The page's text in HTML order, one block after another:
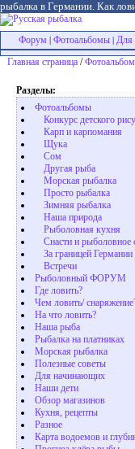
рыбалка в Германии. Как
Форум Фотоальбомы Для
Главная страница /Фотоальбом
Разделы:
Фотоальбомы
Конкурс детского
Карп и карпомания
Щука
Сом
Другая рыба
Морская рыбалка
Просто рыбалка
Зимняя рыбалка
Наша природа
Рыболовная кухня
Снасти и рыболовное
За границей Германии
Встречи
Рыболовный ФОРУМ
Где ловить?
Чем ловить/
На что ловить?
Наша рыба
Рыбалка на платниках
Морская рыбалка
Полезные советы
Для начинающих
Наши дети
Обзор магазинов
Кухня, рецепты
Разное
Карта водоемов и